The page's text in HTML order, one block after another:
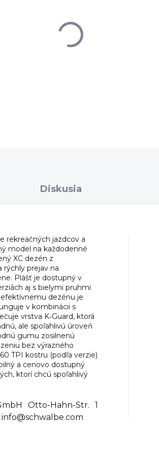
Diskusia
rekreačných jazdcov a
model na každodenné
XC dezén z
rýchly prejav na
Plášť je dostupný v
aj s bielymi pruhmi
dezénu je
v kombinácii s
vrstva K‑Guard, ktorá
ale spoľahlivú úroveň
gumu zosilnenú
bez výrazného
TPI kostru (podľa verzie)
a cenovo dostupný
ktorí chcú spoľahlivý
Otto-Hahn-Str. 1
info@schwalbe.com